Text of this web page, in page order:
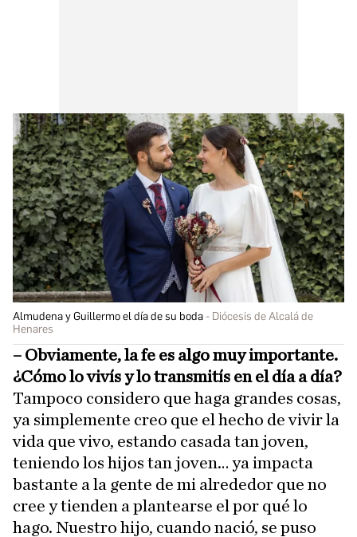
Almudena y Guillermo el día de su boda
Diócesis de Alcalá de
Henares
– Obviamente, la fe es algo muy importante.
¿Cómo lo vivís y lo transmitís en el día a día?
Tampoco considero que haga grandes cosas,
ya simplemente creo que el hecho de vivir la
vida que vivo, estando casada tan joven,
teniendo los hijos tan joven… ya impacta
bastante a la gente de mi alrededor que no
cree y tienden a plantearse el por qué lo
hago. Nuestro hijo, cuando nació, se puso